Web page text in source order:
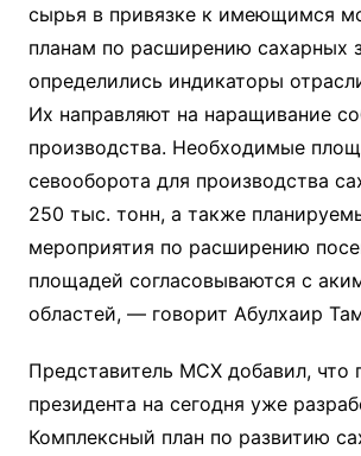
сырья в привязке к имеющимся
планам по расширению сахарных
определились индикаторы
Их направляют на наращивание
производства. Необходимые
севооборота для производства
250 тыс. тонн, а также
мероприятия по расширению
площадей согласовываются с
областей, — говорит Абулхаир
Представитель МСХ добавил, что
президента на сегодня уже
Комплексный план по развитию